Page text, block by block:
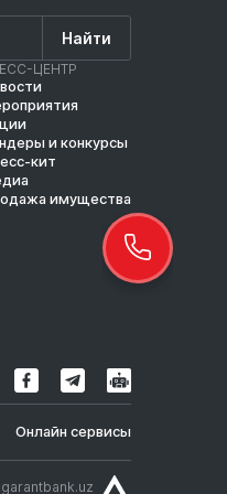
Найти
ЦЕНТР
и конкурсы
кит
имущества
Онлайн сервисы